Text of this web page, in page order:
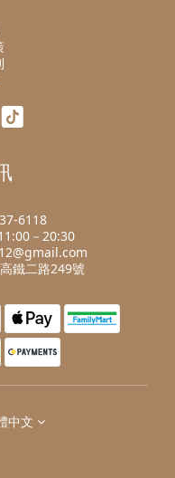
6118
－20:30
鐵二路249號
中文